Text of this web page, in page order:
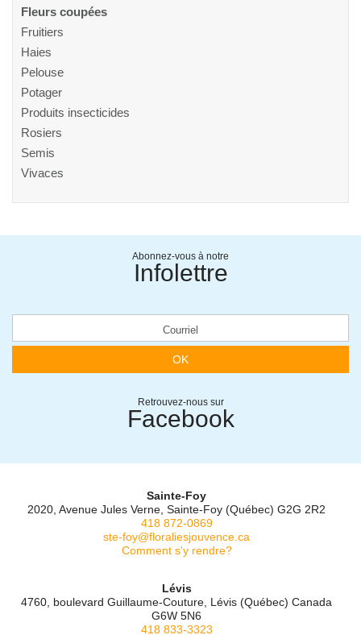
Fleurs coupées
Fruitiers
Haies
Pelouse
Potager
Produits insecticides
Rosiers
Semis
Vivaces
Abonnez-vous à notre
Infolettre
OK
Retrouvez-nous sur
Facebook
Sainte-Foy
2020, Avenue Jules Verne, Sainte-Foy (Québec) G2G 2R2
418 872-0869
ste-foy@floraliesjouvence.ca
Comment s'y rendre?
Lévis
4760, boulevard Guillaume-Couture, Lévis (Québec) Canada
G6W 5N6
418 833-3323